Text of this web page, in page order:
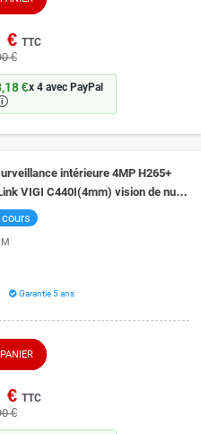
€ TTC
€
€x 4 avec PayPal
intérieure 4MP H265+
VIGI C440I(4mm) vision de nuit
cours
Garantie 5 ans
€ TTC
€